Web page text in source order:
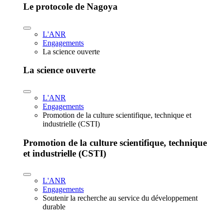
Le protocole de Nagoya
L'ANR
Engagements
La science ouverte
La science ouverte
L'ANR
Engagements
Promotion de la culture scientifique, technique et
industrielle (CSTI)
Promotion de la culture scientifique, technique
et industrielle (CSTI)
L'ANR
Engagements
Soutenir la recherche au service du développement
durable